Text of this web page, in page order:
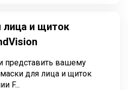
лица и щиток
представить вашему
для лица и щиток
F...